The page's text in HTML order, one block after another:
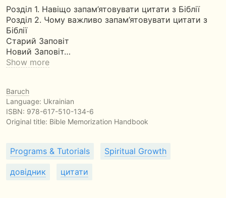
Розділ 1. Навіщо запам’ятовувати цитати з Біблії
Розділ 2. Чому важливо запам’ятовувати цитати з
Біблії
Старий Заповіт
Новий Заповіт…
Show more
Baruch
Language: Ukrainian
ISBN: 978-617-510-134-6
Original title: Bible Memorization Handbook
Programs & Tutorials Spiritual Growth
довідник цитати